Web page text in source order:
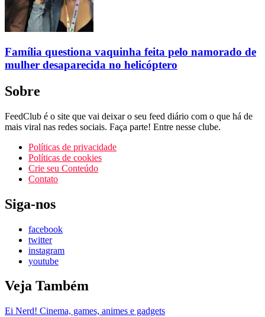
Família questiona vaquinha feita pelo namorado de
mulher desaparecida no helicóptero
Sobre
FeedClub é o site que vai deixar o seu feed diário com o que há de
mais viral nas redes sociais. Faça parte! Entre nesse clube.
Políticas de privacidade
Políticas de cookies
Crie seu Conteúdo
Contato
Siga-nos
facebook
twitter
instagram
youtube
Veja Também
Ei Nerd! Cinema, games, animes e gadgets